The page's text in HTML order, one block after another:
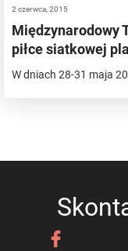
2 czerwca, 2015
Międzynarodowy
piłce siatkowej
W dniach 28-31 maja